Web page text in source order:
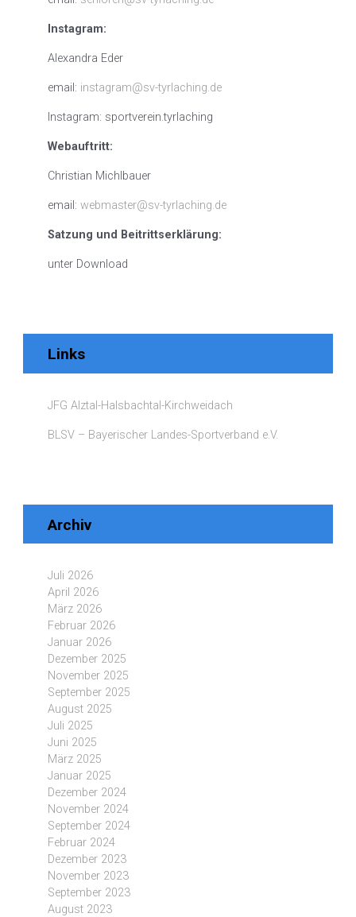
Instagram:
Alexandra Eder
email: instagram@sv-tyrlaching.de
Instagram: sportverein.tyrlaching
Webauftritt:
Christian Michlbauer
email: webmaster@sv-tyrlaching.de
Satzung und Beitrittserklärung:
unter Download
Links
JFG Alztal-Halsbachtal-Kirchweidach
BLSV – Bayerischer Landes-Sportverband e.V.
Archiv
Juli 2026
April 2026
März 2026
Februar 2026
Januar 2026
Dezember 2025
November 2025
September 2025
August 2025
Juli 2025
Juni 2025
März 2025
Januar 2025
Dezember 2024
November 2024
September 2024
Februar 2024
Dezember 2023
November 2023
September 2023
August 2023